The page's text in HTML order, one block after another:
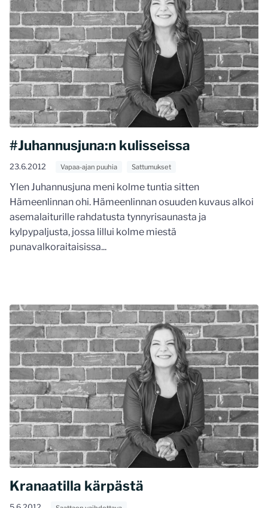
#Juhannusjuna:n kulisseissa
23.6.2012 Vapaa-ajan puuhia Sattumukset
Ylen Juhannusjuna meni kolme tuntia sitten
Hämeenlinnan ohi. Hämeenlinnan osuuden kuvaus alkoi
asemalaiturille rahdatusta tynnyrisaunasta ja
kylpypaljusta, jossa lillui kolme miestä
punavalkoraitaisissa...
Kranaatilla kärpästä